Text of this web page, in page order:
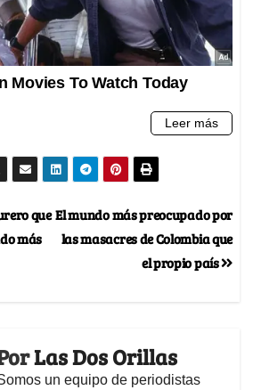
El mundo más preocupado por
las masacres de Colombia que
el propio país
que
más
Las Dos Orillas
un equipo de periodistas